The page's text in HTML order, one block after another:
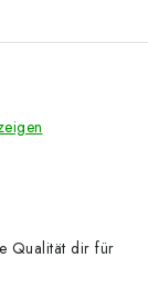
Qualität dir für